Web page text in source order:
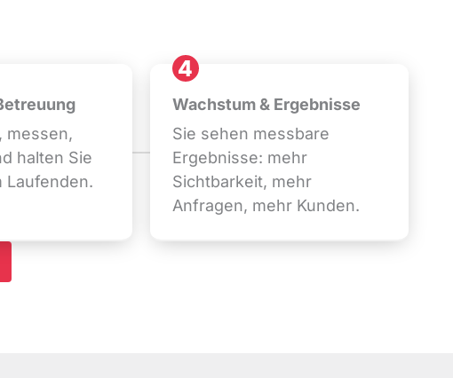
messen,
halten Sie
Laufenden.
Wachstum & Ergebnisse
Sie sehen messbare
Ergebnisse: mehr
Sichtbarkeit, mehr
Anfragen, mehr Kunden.